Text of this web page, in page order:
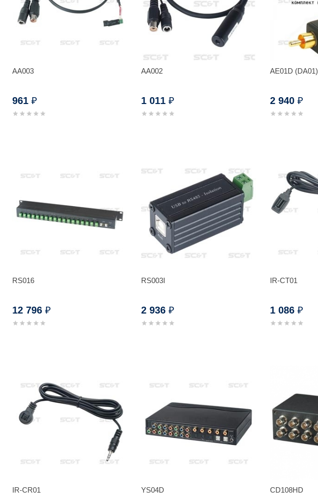
AA003
961 ₽
AA002
1 011 ₽
AE01D (DA01)
2 940 ₽
RS016
12 796 ₽
RS003I
2 936 ₽
IR-CT01
1 086 ₽
IR-CR01 YS04D CD108HD